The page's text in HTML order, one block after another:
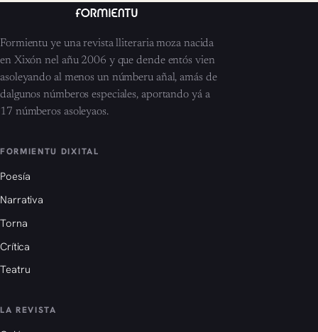
Formientu ye una revista lliteraria moza nacida
en Xixón nel añu 2006 y que dende entós vien
asoleyando al menos un númberu añal, amás de
dalgunos númberos especiales, aportando yá a
17 númberos asoleyaos.
FORMIENTU DIXITAL
Poesía
Narrativa
Torna
Crítica
Teatru
LA REVISTA